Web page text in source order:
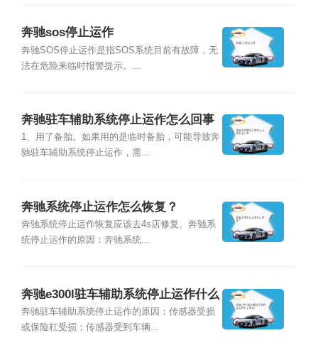
奔驰sos停止运作
奔驰SOS停止运作是指SOS系统目前有故障，无
法在危险来临时报警提示。...
奔驰驻车辅助系统停止运作怎么回事
1、用了备胎。如果用的是临时备胎，可能导致奔
驰驻车辅助系统停止运作，需...
奔驰系统停止运作怎么恢复？
奔驰系统停止运作恢复应该去4s店修复。奔驰系
统停止运作的原因：奔驰系统...
奔驰e300l驻车辅助系统停止运作什么
情况？
奔驰驻车辅助系统停止运作的原因；传感器受损
或保险杠受损；传感器受到车辆...